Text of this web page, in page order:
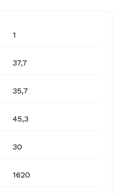
1
37,7
35,7
45,3
30
1620